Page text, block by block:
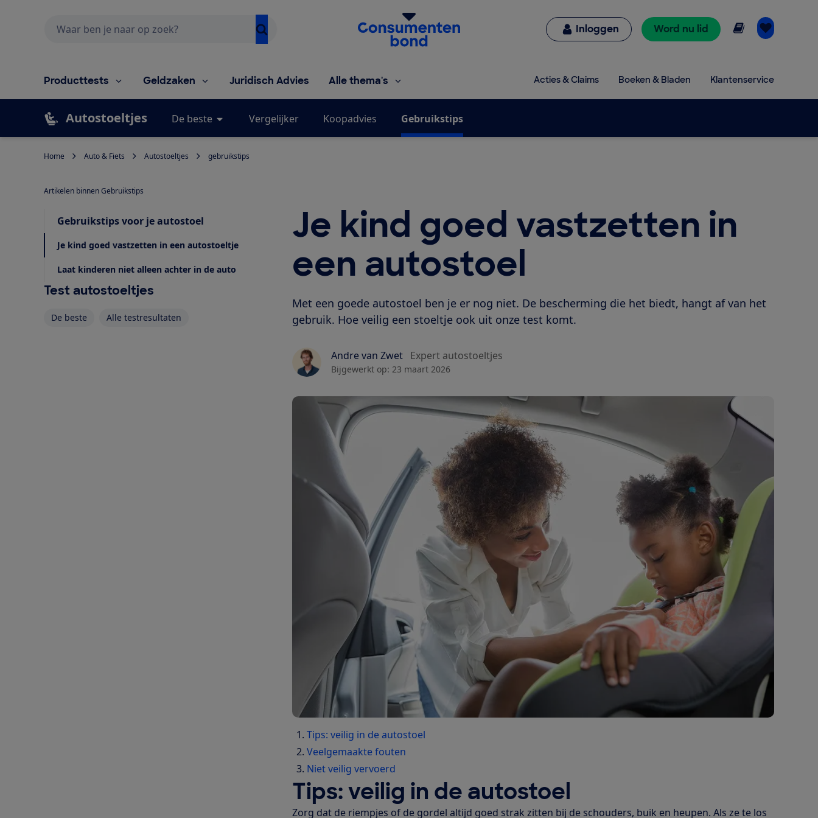
Homepage van de Consumentenbond
Inloggen Word nu lid Online lezen
Producttests Geldzaken Juridisch Advies Alle thema's Acties & Claims Boeken & Bladen Klantenservice
Autostoeltjes De beste Vergelijker Koopadvies Gebruikstips
Home Auto & Fiets Autostoeltjes gebruikstips
Je kind goed vastzetten in
een autostoel
Met een goede autostoel ben je er nog niet. De bescherming die het biedt, hangt af van het
gebruik. Hoe veilig een stoeltje ook uit onze test komt.
Andre van Zwet Expert autostoeltjes
Bijgewerkt op: 23 maart 2026
Tips: veilig in de autostoel
Veelgemaakte fouten
Niet veilig vervoerd
Tips: veilig in de autostoel
Zorg dat de riempjes of de gordel altijd goed strak zitten bij de schouders, buik en heupen. Als ze te los
Artikelen binnen Gebruikstips
Gebruikstips voor je autostoel
Je kind goed vastzetten in een autostoeltje
Laat kinderen niet alleen achter in de auto
Test autostoeltjes
De beste Alle testresultaten